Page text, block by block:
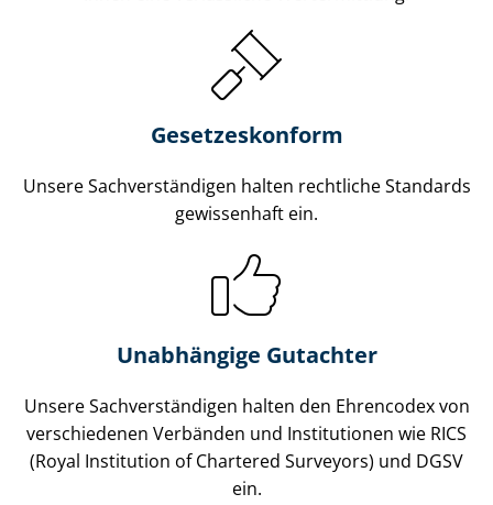
Gesetzes­konform
Unsere Sach­ver­stän­di­gen halten rechtliche Standards
gewissenhaft ein.
Unabhängige Gutachter
Unsere Sach­ver­stän­di­gen halten den Ehrencodex von
verschiedenen Verbänden und Institutionen wie RICS
(Royal Institution of Chartered Surveyors) und DGSV
ein.